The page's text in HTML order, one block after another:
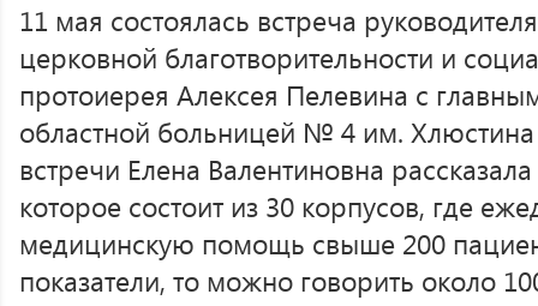
11 мая состоялась встреча
церковной благотворительности и
протоиерея Алексея Пелевина с
областной больницей № 4 им. Хлюстина
встречи Елена Валентиновна
которое состоит из 30 корпусов, где
медицинскую помощь свыше 200
показатели, то можно говорить около